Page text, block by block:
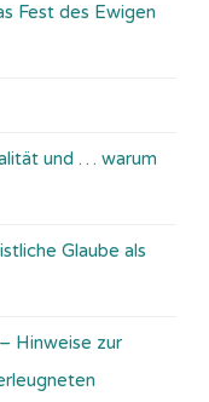
Fest des Ewigen
und … warum
Glaube als
Hinweise zur